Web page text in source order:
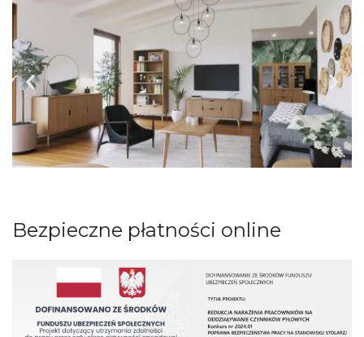
Bezpieczne płatności online